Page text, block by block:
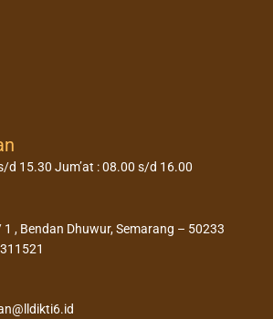
d 15.30 Jum’at : 08.00 s/d 16.00
, Bendan Dhuwur, Semarang – 50233